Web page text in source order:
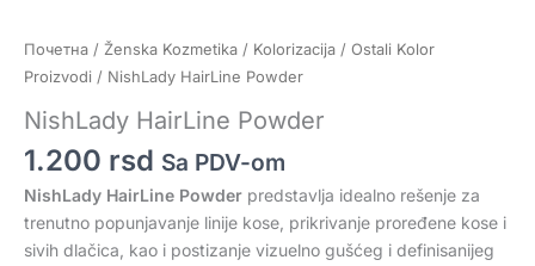
Почетна / Ženska Kozmetika / Kolorizacija / Ostali Kolor
Proizvodi / NishLady HairLine Powder
NishLady HairLine Powder
1.200 rsd Sa PDV-om
NishLady HairLine Powder predstavlja idealno rešenje za
trenutno popunjavanje linije kose, prikrivanje proređene kose i
sivih dlačica, kao i postizanje vizuelno gušćeg i definisanijeg